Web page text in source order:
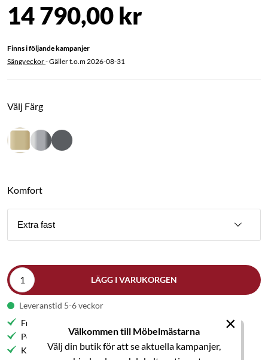
Välkommen till Möbelmästarna
Välj din butik för att se aktuella kampanjer,
×
14 790,00 kr
Finns i följande kampanjer
Sängveckor- Gäller t.o.m 2026-08-31
Välj Färg
Komfort
Extra fast
LÄGG I VARUKORGEN
Leveranstid 5-6 veckor
Fri frakt till butik
Personlig service
Kvalitetsmöbler